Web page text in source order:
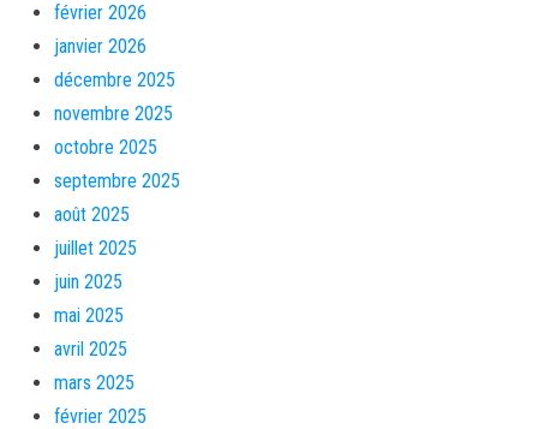
février 2026
janvier 2026
décembre 2025
novembre 2025
octobre 2025
septembre 2025
août 2025
juillet 2025
juin 2025
mai 2025
avril 2025
mars 2025
février 2025